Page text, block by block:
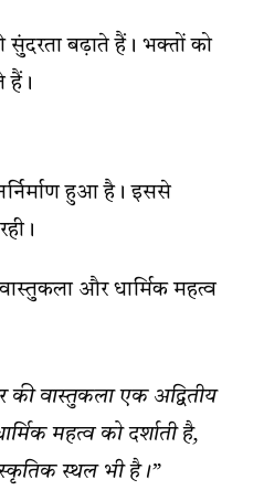
सुंदरता बढ़ाते हैं। भक्तों को
हैं।
हुआ है। इससे
और धार्मिक महत्व
की वास्तुकला एक अद्वितीय
महत्व को दर्शाती है,
स्थल भी है।”